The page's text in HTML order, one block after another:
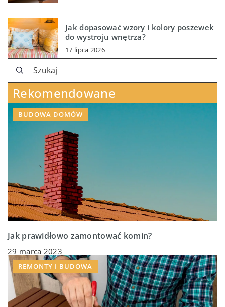
Jak dopasować wzory i kolory poszewek
do wystroju wnętrza?
17 lipca 2026
Rekomendowane
BUDOWA DOMÓW
Jak prawidłowo zamontować komin?
29 marca 2023
REMONTY I BUDOWA